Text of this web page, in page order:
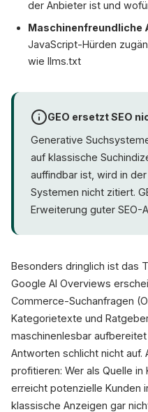
der Anbieter ist und
Maschinenfreundliche
JavaScript-Hürden
wie llms.txt
GEO ersetzt SEO
Generative
auf klassische
auffindbar ist, wird in
Systemen nicht zitiert.
Erweiterung guter SEO-
Besonders dringlich ist das
Google AI Overviews
Commerce-Suchanfragen
Kategorietexte und
maschinenlesbar
Antworten schlicht nicht auf.
profitieren: Wer als Quelle in
erreicht potenzielle Kunden
klassische Anzeigen gar